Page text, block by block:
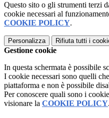
Questo sito o gli strumenti terzi
cookie necessari al
COOKIE POLICY.
Personalizza Rifiuta tutti i
Gestione cookie
In questa schermata è possibile
I cookie necessari sono quelli
piattaforma e non è possibile
Per conoscere quali sono i
visionare la COOKIE POLICY.